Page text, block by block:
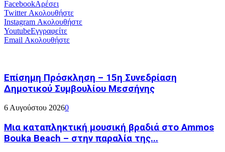
FacebookΑρέσει
TwitterΑκολουθήστε
Instagram Ακολουθήστε
YoutubeΕγγραφείτε
Email Ακολουθήστε
Επίσημη Πρόσκληση – 15η Συνεδρίαση
Δημοτικού Συμβουλίου Μεσσήνης
6 Αυγούστου 20260
Μια καταπληκτική μουσική βραδιά στο Ammos
Bouka Beach – στην παραλία της...